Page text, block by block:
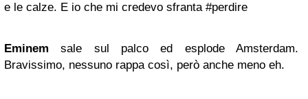
e le calze. E io che mi credevo sfranta #perdire
Eminem sale sul palco ed esplode Amsterdam.
Bravissimo, nessuno rappa così, però anche meno eh.